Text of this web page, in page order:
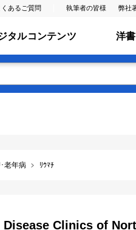
くあるご質問 執筆者の皆様 弊社
タルコンテンツ 洋
･老年病 ﾘｳﾏﾁ
Disease Clinics of